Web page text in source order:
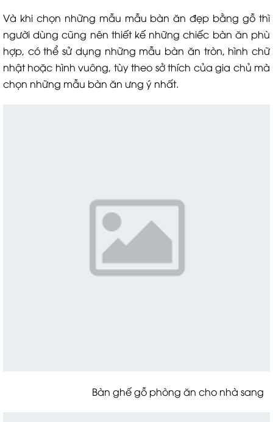
Và khi chọn những mẫu mẫu bàn ăn đẹp bằng gỗ thì
người dùng cũng nên thiết kế những chiếc bàn ăn phù
hợp, có thể sử dụng những mẫu bàn ăn tròn, hình chữ
nhật hoặc hình vuông, tùy theo sở thích của gia chủ mà
chọn những mẫu bàn ăn ưng ý nhất.
Bàn ghế gỗ phòng ăn cho nhà sang